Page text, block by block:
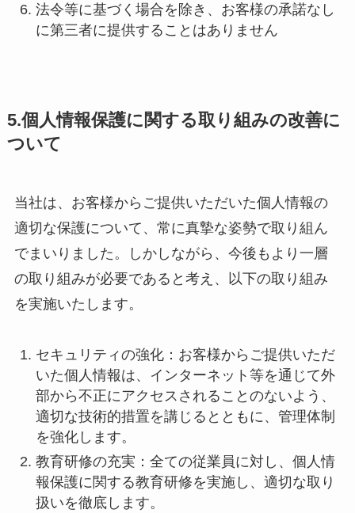
法令等に基づく場合を除き、お客様の承諾なし
に第三者に提供することはありません
5.個人情報保護に関する取り組みの改善に
ついて
当社は、お客様からご提供いただいた個人情報の
適切な保護について、常に真摯な姿勢で取り組ん
でまいりました。しかしながら、今後もより一層
の取り組みが必要であると考え、以下の取り組み
を実施いたします。
セキュリティの強化：お客様からご提供いただ
いた個人情報は、インターネット等を通じて外
部から不正にアクセスされることのないよう、
適切な技術的措置を講じるとともに、管理体制
を強化します。
教育研修の充実：全ての従業員に対し、個人情
報保護に関する教育研修を実施し、適切な取り
扱いを徹底します。